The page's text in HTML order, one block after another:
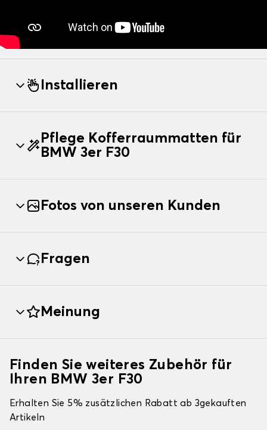
Installieren
Pflege Kofferraummatten für
BMW 3er F30
Fotos von unseren Kunden
Fragen
Meinung
Finden Sie weiteres Zubehör für
Ihren BMW 3er F30
Erhalten Sie 5% zusätzlichen Rabatt ab 3gekauften
Artikeln